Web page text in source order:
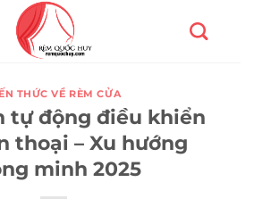
THỨC VỀ RÈM CỬA
tự động điều khiển
thoại – Xu hướng
minh 2025